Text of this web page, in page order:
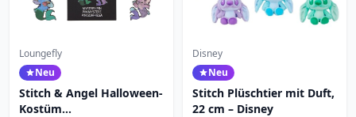
Loungefly
Neu
Stitch & Angel Halloween-
Kostüm
Disney
Neu
Stitch Plüschtier mit Duft,
22 cm – Disney